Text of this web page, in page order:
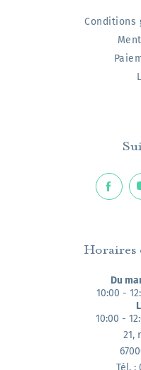
Conditions
Horaires
Du
10:00 -
10:00 -
21,